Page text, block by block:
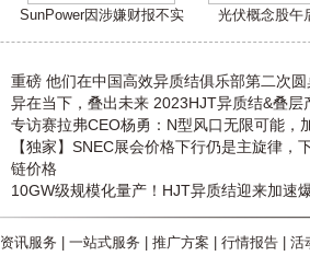
SunPower因涉嫌财报不实 光伏概念股午
重磅 他们在中国高效异质结俱乐部第二次
异在当下，叠出未来 2023HJT异质结&叠层
专访赛拉弗CEO杨勇：N型风口无限可能，
【独家】SNEC展会价格下行仍是主旋律，
链价格
10GW级规模化量产！HJT异质结迎来加速
资讯服务 一站式服务 推广方案 行情报告| 活